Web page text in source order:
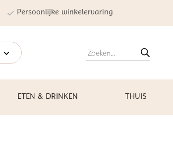
Persoonlijke winkelervaring
Producten
zoeken
ETEN & DRINKEN THUIS